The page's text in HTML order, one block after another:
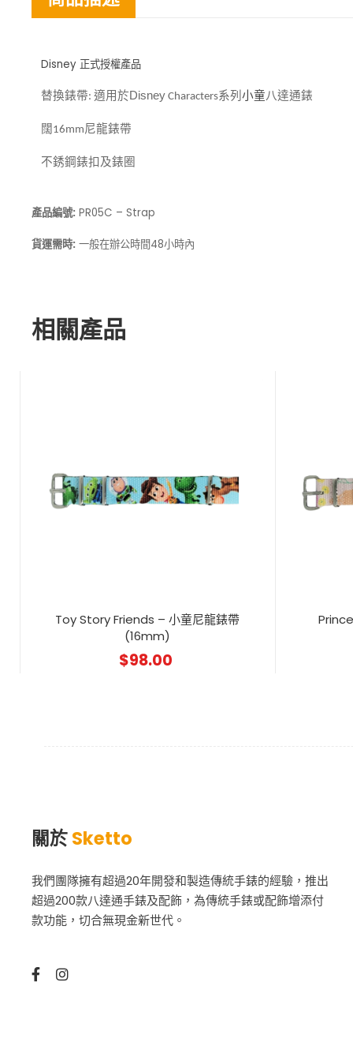
Disney 正式授權產品
替換錶帶: 適用於Disney Characters系列 小童八達通錶
闊 16mm尼龍錶帶
不銹鋼錶扣及錶圈
產品編號: PR05C – Strap
貨運需時: 一般在辦公時間 48小時內
相關產品
Toy Story Friends – 小童尼龍錶帶
(16mm)
$98.00
關於Sketto
我們團隊擁有超過20年開發和製造傳統手錶的經驗，推出
超過200款八達通手錶及配飾，為傳統手錶或配飾增添付
款功能，切合無現金新世代。